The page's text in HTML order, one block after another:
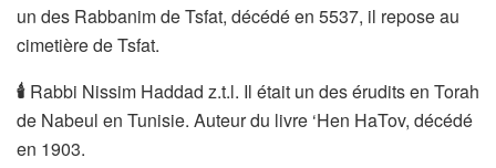
un des Rabbanim de Tsfat, décédé en 5537, il repose au
cimetière de Tsfat.
🕯 Rabbi Nissim Haddad z.t.l. Il était un des érudits en Torah
de Nabeul en Tunisie. Auteur du livre ‘Hen HaTov, décédé
en 1903.